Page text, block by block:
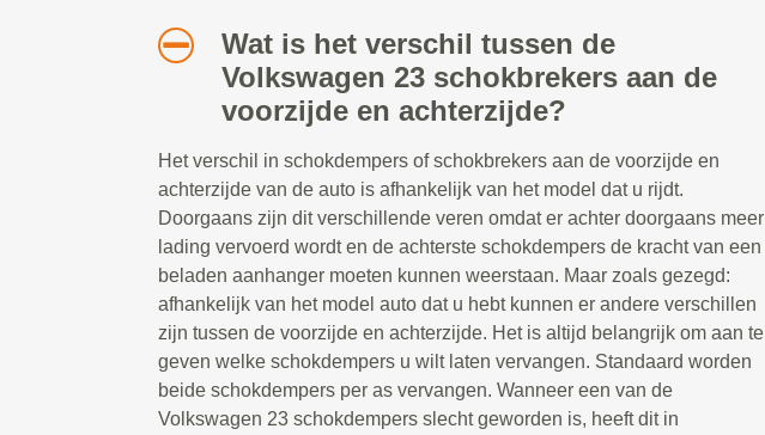
Wat is het verschil tussen de
Volkswagen 23 schokbrekers aan de
voorzijde en achterzijde?
Het verschil in schokdempers of schokbrekers aan de voorzijde en
achterzijde van de auto is afhankelijk van het model dat u rijdt.
Doorgaans zijn dit verschillende veren omdat er achter doorgaans meer
lading vervoerd wordt en de achterste schokdempers de kracht van een
beladen aanhanger moeten kunnen weerstaan. Maar zoals gezegd:
afhankelijk van het model auto dat u hebt kunnen er andere verschillen
zijn tussen de voorzijde en achterzijde. Het is altijd belangrijk om aan te
geven welke schokdempers u wilt laten vervangen. Standaard worden
beide schokdempers per as vervangen. Wanneer een van de
Volkswagen 23 schokdempers slecht geworden is, heeft dit in